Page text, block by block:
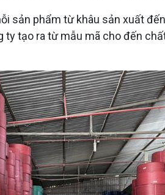
sản phẩm từ khâu sản xuất
tạo ra từ mẫu mã cho đến